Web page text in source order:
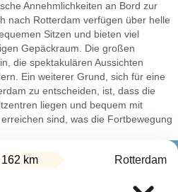
Annehmlichkeiten an Bord zur
nach Rotterdam verfügen über helle
Sitzen und bieten viel
Gepäckraum. Die großen
die spektakulären Aussichten
Ein weiterer Grund, sich für eine
zu entscheiden, ist, dass die
liegen und bequem mit
sind, was die Fortbewegung
162 km Rotterdam